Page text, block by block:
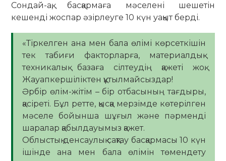
Сондай-ақ, басқармаға мәселені шешетін
кешенді жоспар әзірлеуге 10 күн уақыт берді.
«Тіркелген ана мен бала өлімі көрсеткішін
тек табиғи факторларға, материалдық-
техникалық базаға сілтеудің қажеті жоқ.
Жауапкершіліктен құтылмайсыздар!
Әрбір өлім-жітім – бір отбасының тағдыры,
қасіреті. Бұл ретте, қысқа мерзімде көтерілген
мәселе бойынша шұғыл және пәрменді
шаралар қабылдауымыз қажет.
Облыстық денсаулық сақтау басқармасы 10 күн
ішінде ана мен бала өлімін төмендету